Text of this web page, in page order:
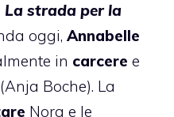
La strada per la
oggi, Annabelle
in carcere e
(Anja Boche). La
Nora e le